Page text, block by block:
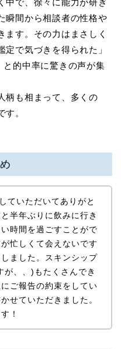
瞬間から相談者の性格や
ます。その力はまさしく
で気づきを得られた」
と的中率に驚きの声が集
柄も相まって、多くの
。
ていただいてありがと
半年ぶりに飲みに行き
時間を過ごすことがで
忙しくて会えないです
ました。スキンシップ
が、、)もたくさんでき
ご報告の約束をしてい
せていただきました。
！